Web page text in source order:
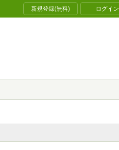
新規登録(無料) ログイン